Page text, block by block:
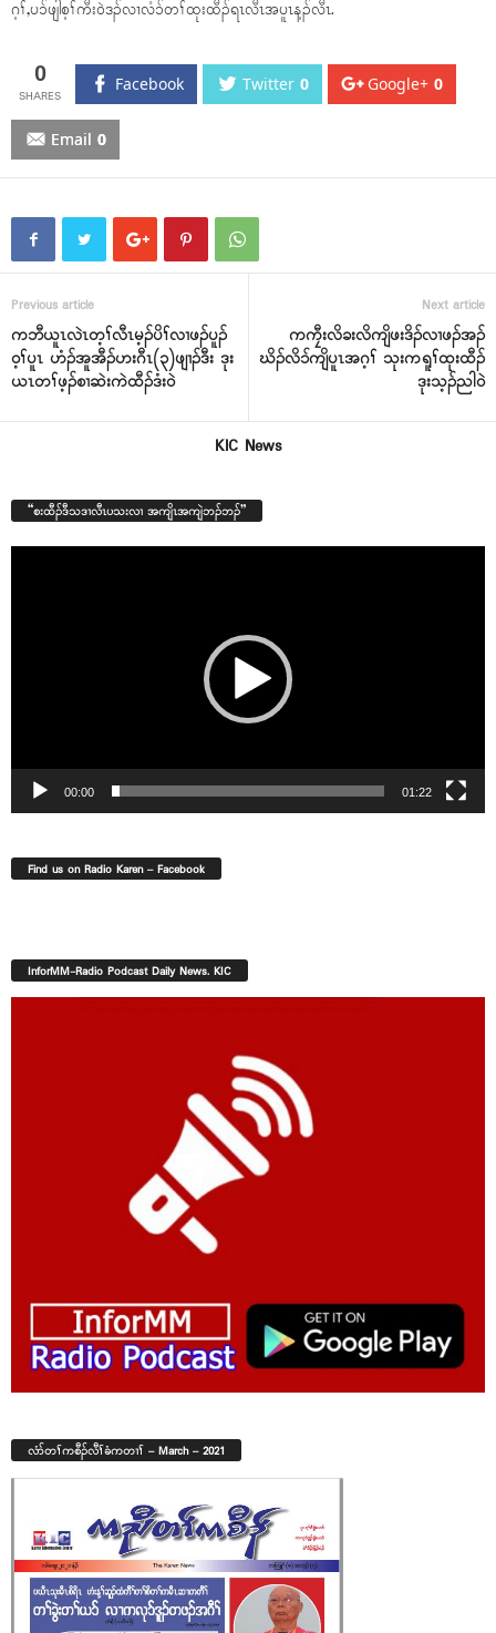
ဂ့ၢ်,ပၥ်ဖျါစ့ၢ်ကီးဝဲဒၣ်လၢလံၥ်တၢ်ထုးထီၣ်ရၤလီၤအပူၤန့ၣ်လီၤ.
0 Facebook Twitter 0 Google+ 0
Email 0
Previous article
ကဘီယူၤလဲၤတ့ၢ်လီၤမ့ၣ်ပိၢ်လၢဖၣ်ပူၣ်
ဝ့ၢ်ပူၤ ဟံၣ်အူအီၣ်ဟးဂီၤ(၃)ဖျၢၣ်ဒီး ဒုး
ယၤတၢ်ဖ့ၣ်စၢဆဲးကဲထီၣ်ဒံးဝဲ
Next article
ကကၠီးလိခးလိကျိဖးဒိၣ်လၢဖၣ်အၣ်
ဃိၣ်လိၥ်ကျိပူၤအဂ့ၢ် သုးကရူၢ်ထုးထီၣ်
ဒုးသ့ၣ်ညါဝဲ
KIC News
“စးထီၣ်ဒီသဒၢလီၤပသးလၢ အကျိၤအကျဲဘၣ်ဘၣ်”
00:00 01:22
Find us on Radio Karen – Facebook
InforMM-Radio Podcast Daily News. KIC
လံာ်တၢ်ကစီၣ်လီၢ်ခံကတၢၢ် – March – 2021